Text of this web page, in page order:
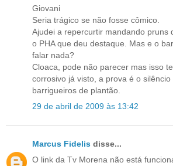
Giovani
Seria trágico se não fosse cômico.
Ajudei a repercurtir mandando pruns
o PHA que deu destaque. Mas e o
falar nada?
Cloaca, pode não parecer mas isso
corrosivo já visto, a prova é o
barrigueiros de plantão.
29 de abril de 2009 às 13:42
Marcus Fidelis disse...
O link da Tv Morena não está